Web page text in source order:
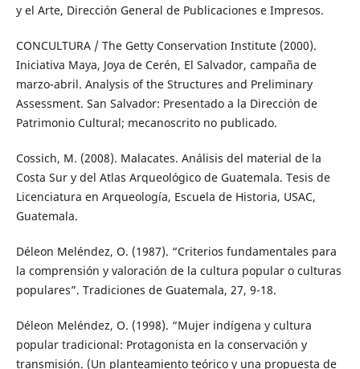
y el Arte, Dirección General de Publicaciones e Impresos.
CONCULTURA / The Getty Conservation Institute (2000).
Iniciativa Maya, Joya de Cerén, El Salvador, campaña de
marzo-abril. Analysis of the Structures and Preliminary
Assessment. San Salvador: Presentado a la Dirección de
Patrimonio Cultural; mecanoscrito no publicado.
Cossich, M. (2008). Malacates. Análisis del material de la
Costa Sur y del Atlas Arqueológico de Guatemala. Tesis de
Licenciatura en Arqueología, Escuela de Historia, USAC,
Guatemala.
Déleon Meléndez, O. (1987). “Criterios fundamentales para
la comprensión y valoración de la cultura popular o culturas
populares”. Tradiciones de Guatemala, 27, 9-18.
Déleon Meléndez, O. (1998). “Mujer indígena y cultura
popular tradicional: Protagonista en la conservación y
transmisión. (Un planteamiento teórico y una propuesta de